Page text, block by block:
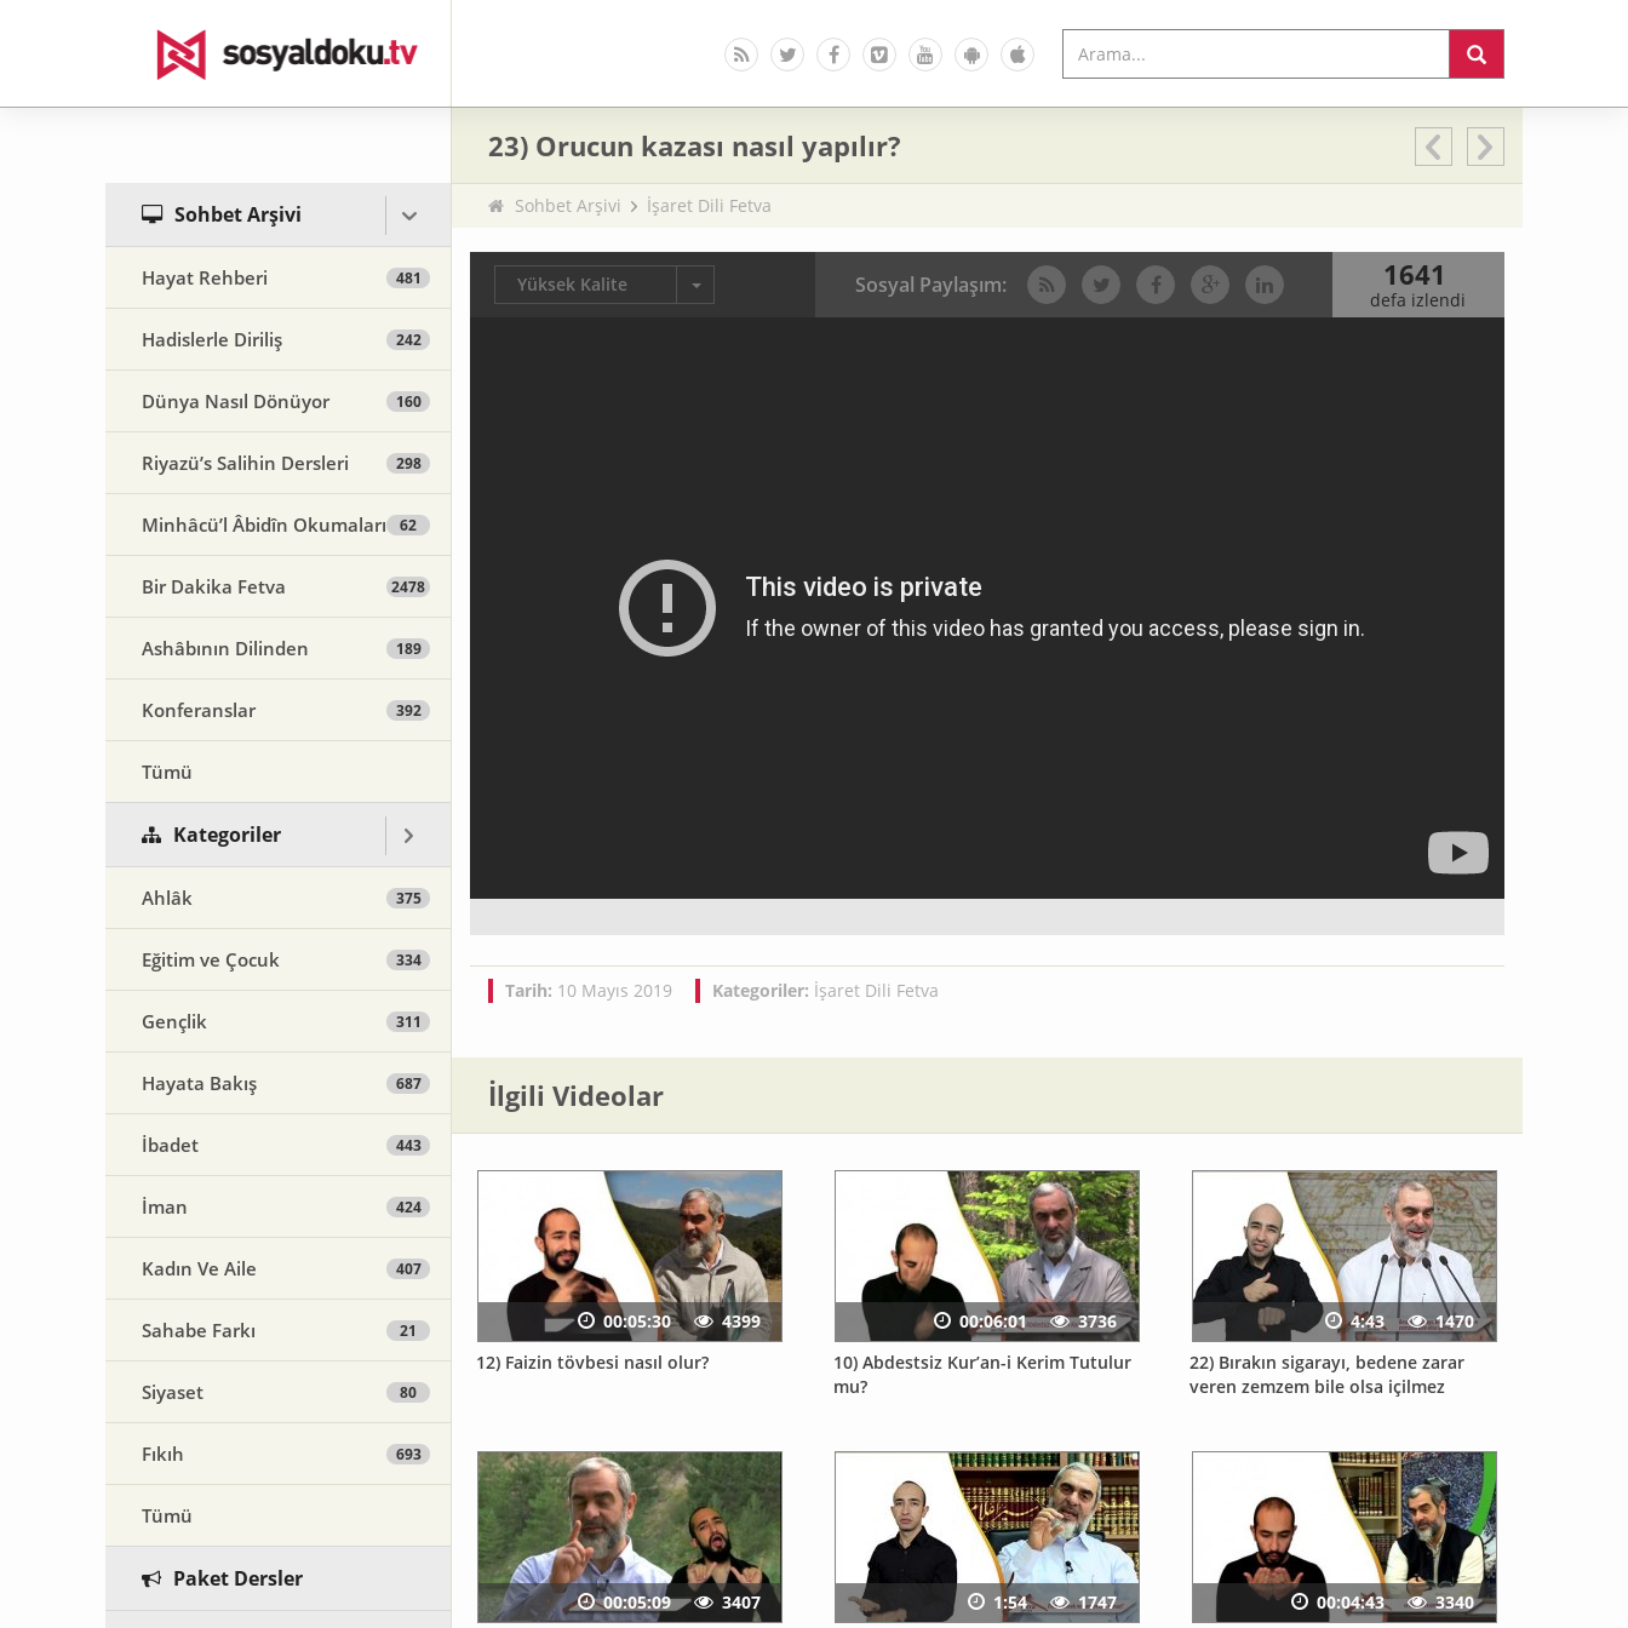
Sohbet Arşivi
Hayat Rehberi 481
Hadislerle Diriliş 242
Dünya Nasıl Dönüyor 160
Riyazü’s Salihin Dersleri 298
Minhâcü’l Âbidîn Okumaları 62
Bir Dakika Fetva 2478
Ashâbının Dilinden 189
Konferanslar 392
Tümü
Kategoriler
Ahlâk 375
Eğitim ve Çocuk 334
Gençlik 311
Hayata Bakış 687
İbadet 443
İman 424
Kadın Ve Aile 407
Sahabe Farkı 21
Siyaset 80
Fıkıh 693
Tümü
Paket Dersler
23) Orucun kazası nasıl yapılır?
Sohbet Arşivi İşaret Dili Fetva
Yüksek Kalite Sosyal Paylaşım: 1641
defa izlendi
Tarih: 10 Mayıs 2019 Kategoriler: İşaret Dili Fetva
İlgili Videolar
12) Faizin tövbesi nasıl olur?
00:05:30
4399
10) Abdestsiz Kur’an-i Kerim Tutulur
mu?
00:06:01
3736
22) Bırakın sigarayı, bedene zarar
veren zemzem bile olsa içilmez
4:43 1470
00:05:09 3407 1:54 1747 00:04:43 3340